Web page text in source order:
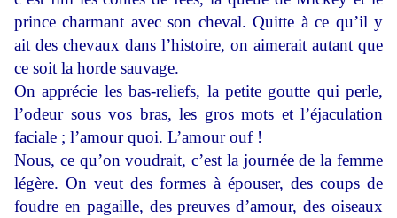
prince charmant avec son cheval. Quitte à ce qu’il y
ait des chevaux dans l’histoire, on aimerait autant que
ce soit la horde sauvage.
On apprécie les bas-reliefs, la petite goutte qui perle,
l’odeur sous vos bras, les gros mots et l’éjaculation
faciale ; l’amour quoi. L’amour ouf !
Nous, ce qu’on voudrait, c’est la journée de la femme
légère. On veut des formes à épouser, des coups de
foudre en pagaille, des preuves d’amour, des oiseaux